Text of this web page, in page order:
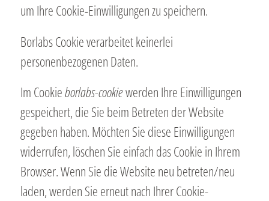
um Ihre Cookie-Einwilligungen zu speichern.
Borlabs Cookie verarbeitet keinerlei
personenbezogenen Daten.
Im Cookieborlabs-cookiewerden Ihre Einwilligungen
gespeichert, die Sie beim Betreten der Website
gegeben haben. Möchten Sie diese Einwilligungen
widerrufen, löschen Sie einfach das Cookie in Ihrem
Browser. Wenn Sie die Website neu betreten/neu
laden, werden Sie erneut nach Ihrer Cookie-